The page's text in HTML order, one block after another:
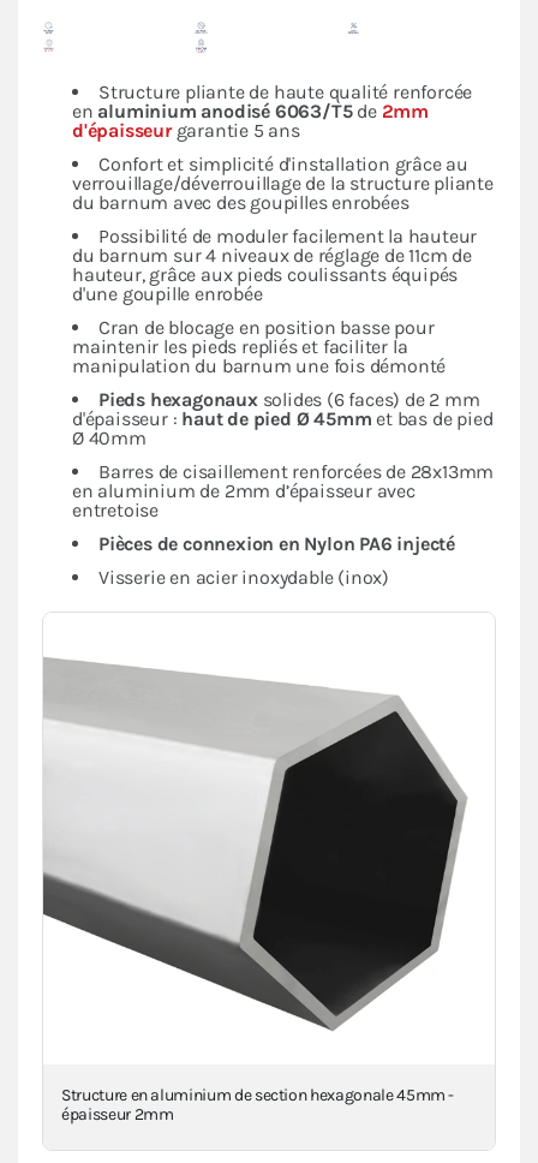
Structure pliante de haute qualité renforcée
en aluminium anodisé 6063/T5de 2mm
d'épaisseurgarantie 5 ans
Confort et simplicité d'installation grâce au
verrouillage/déverrouillage de la structure pliante
du barnum avec des goupilles enrobées
Possibilité de moduler facilement la hauteur
du barnum sur 4 niveaux de réglage de 11cm de
hauteur, grâce aux pieds coulissants équipés
d'une goupille enrobée
Cran de blocage en position basse pour
maintenir les pieds repliés et faciliter la
manipulation du barnum une fois démonté
Pieds hexagonauxsolides (6 faces) de 2 mm
d'épaisseur : haut de pied Ø 45mm et bas de pied
Ø 40mm
Barres de cisaillement renforcées de 28x13mm
en aluminium de 2mm d’épaisseur avec
entretoise
Pièces de connexion en Nylon PA6 injecté
Visserie en acier inoxydable (inox)
Structure en aluminium de section hexagonale 45mm -
épaisseur 2mm